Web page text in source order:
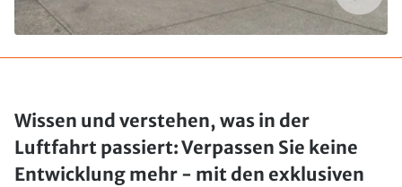
Wissen und verstehen, was in der
Luftfahrt passiert: Verpassen Sie keine
Entwicklung mehr - mit den exklusiven